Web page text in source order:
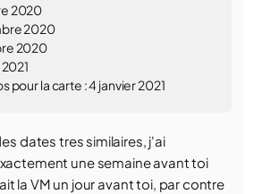
2020
2020
2020
pour la carte : 4 janvier 2021
dates tres similaires, j'ai
une semaine avant toi
la VM un jour avant toi, par contre